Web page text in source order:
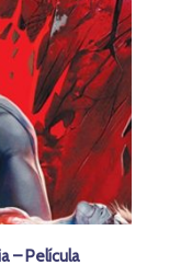
– Película